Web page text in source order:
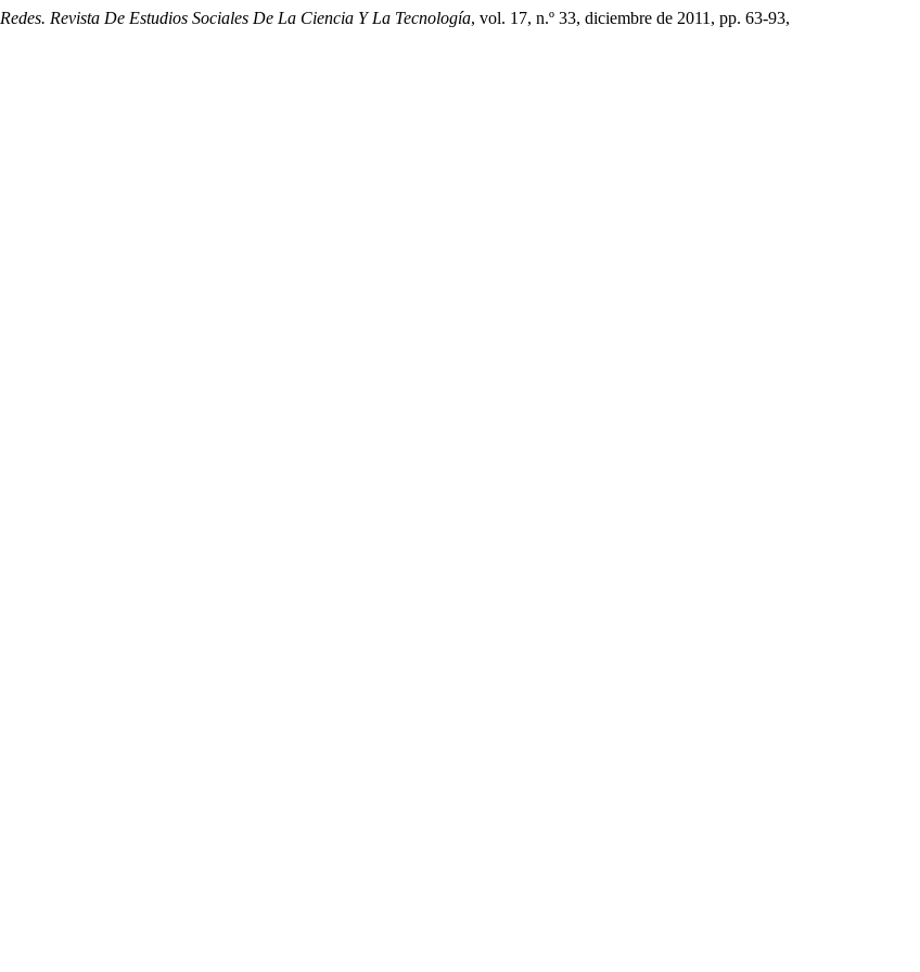
Redes. Revista De Estudios Sociales De La Ciencia Y La Tecnología, vol. 17, n.º 33, diciembre de 2011, pp. 63-93,